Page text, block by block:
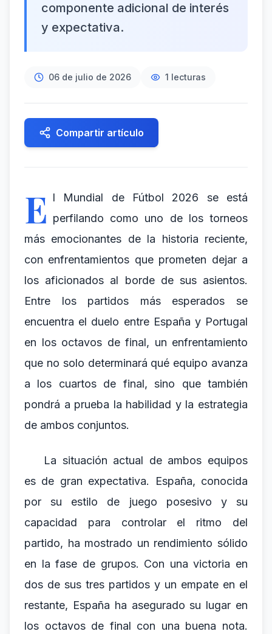
componente adicional de interés
y expectativa.
06 de julio de 2026 1 lecturas
Compartir artículo
E l Mundial de Fútbol 2026 se está
perfilando como uno de los torneos
más emocionantes de la historia reciente,
con enfrentamientos que prometen dejar a
los aficionados al borde de sus asientos.
Entre los partidos más esperados se
encuentra el duelo entre España y Portugal
en los octavos de final, un enfrentamiento
que no solo determinará qué equipo avanza
a los cuartos de final, sino que también
pondrá a prueba la habilidad y la estrategia
de ambos conjuntos.
La situación actual de ambos equipos
es de gran expectativa. España, conocida
por su estilo de juego posesivo y su
capacidad para controlar el ritmo del
partido, ha mostrado un rendimiento sólido
en la fase de grupos. Con una victoria en
dos de sus tres partidos y un empate en el
restante, España ha asegurado su lugar en
los octavos de final con una buena nota.